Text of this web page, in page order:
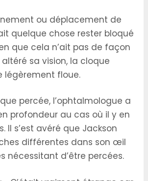
ou déplacement de
quelque chose rester bloqué
que cela n’ait pas de façon
sa vision, la cloque
légèrement floue.
percée, l’ophtalmologue a
profondeur au cas où il y en
Il s’est avéré que Jackson
différentes dans son œil
nécessitant d’être percées.